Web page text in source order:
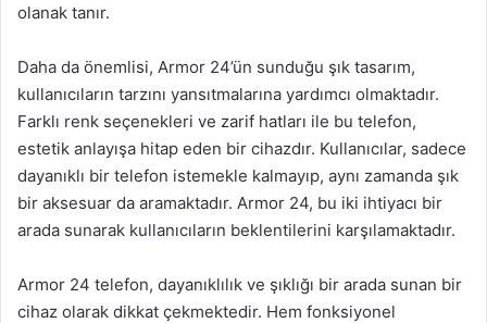
olanak tanır.
Daha da önemlisi, Armor 24’ün sunduğu şık tasarım,
kullanıcıların tarzını yansıtmalarına yardımcı olmaktadır.
Farklı renk seçenekleri ve zarif hatları ile bu telefon,
estetik anlayışa hitap eden bir cihazdır. Kullanıcılar, sadece
dayanıklı bir telefon istemekle kalmayıp, aynı zamanda şık
bir aksesuar da aramaktadır. Armor 24, bu iki ihtiyacı bir
arada sunarak kullanıcıların beklentilerini karşılamaktadır.
Armor 24 telefon, dayanıklılık ve şıklığı bir arada sunan bir
cihaz olarak dikkat çekmektedir. Hem fonksiyonel